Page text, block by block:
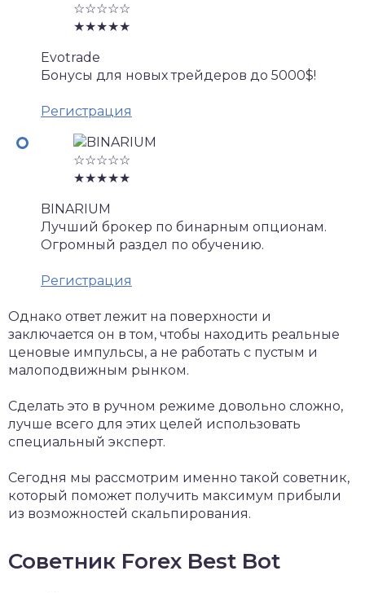
☆☆☆☆☆
★★★★★
Evotrade
Бонусы для новых трейдеров до 5000$!
Регистрация
☆☆☆☆☆
★★★★★
BINARIUM
Лучший брокер по бинарным опционам.
Огромный раздел по обучению.
Регистрация
Однако ответ лежит на поверхности и
заключается он в том, чтобы находить реальные
ценовые импульсы, а не работать с пустым и
малоподвижным рынком.
Сделать это в ручном режиме довольно сложно,
лучше всего для этих целей использовать
специальный эксперт.
Сегодня мы рассмотрим именно такой советник,
который поможет получить максимум прибыли
из возможностей скальпирования.
Советник Forex Best Bot